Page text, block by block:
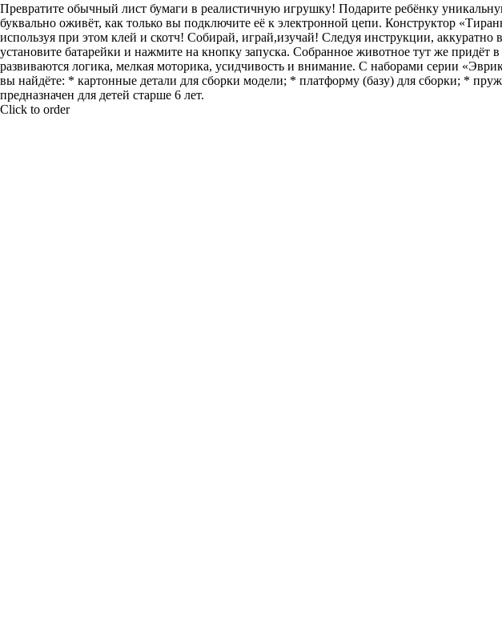
Превратите обычный лист бумаги в реалистичную игрушку! Подарите ребёнку
буквально оживёт, как только вы подключите её к электронной цепи. Конструктор
используя при этом клей и скотч! Собирай, играй,изучай! Следуя инструкции,
установите батарейки и нажмите на кнопку запуска. Собранное животное тут же
развиваются логика, мелкая моторика, усидчивость и внимание. С наборами серии
вы найдёте: * картонные детали для сборки модели; * платформу (базу) для сборки; *
предназначен для детей старше 6 лет.
Click to order